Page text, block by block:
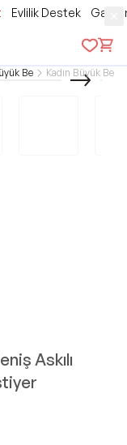
Evlilik Destek
Beden İç Giyim
Kadın Büyük
Askılı